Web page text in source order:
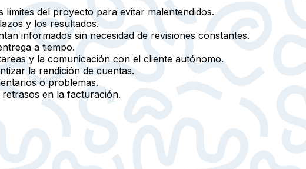
del proyecto para evitar malentendidos.
y los resultados.
informados sin necesidad de revisiones constantes.
a tiempo.
y la comunicación con el cliente autónomo.
la rendición de cuentas.
o problemas.
en la facturación.